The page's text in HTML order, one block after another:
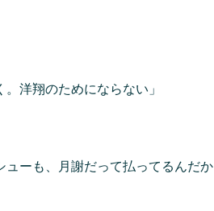
洋翔のためにならない」
ューも、月謝だって払ってるんだか